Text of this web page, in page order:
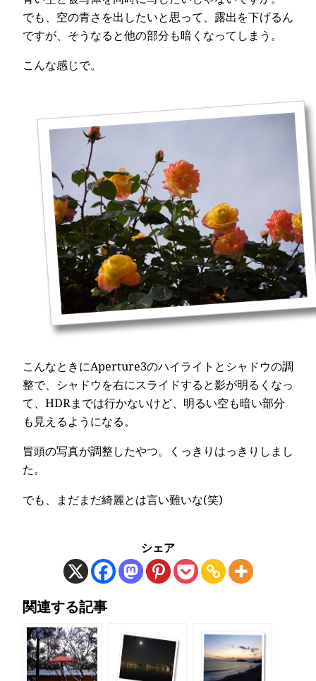
でも、空の青さを出したいと思って、露出を下げるん
ですが、そうなると他の部分も暗くなってしまう。
こんな感じで。
こんなときにAperture3のハイライトとシャドウの調
整で、シャドウを右にスライドすると影が明るくなっ
て、HDRまでは行かないけど、明るい空も暗い部分
も見えるようになる。
冒頭の写真が調整したやつ。くっきりはっきりしまし
た。
でも、まだまだ綺麗とは言い難いな(笑)
シェア
関連する記事